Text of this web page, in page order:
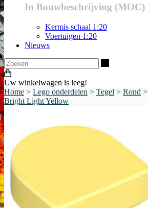
In Bouwbeschrijving (MOC)
Kermis schaal 1:20
Voertuigen 1:20
Nieuws
Uw winkelwagen is leeg!
Home > Lego onderdelen > Tegel > Rond >
Bright Light Yellow